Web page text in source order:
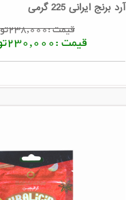
آرد برنج ایرانی 225 گرمی
قیمت :238,000تومان
قیمت :230,000تومان